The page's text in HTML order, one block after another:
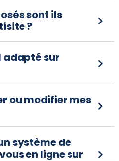
sont ils
?
adapté sur
ou modifier mes
système de
en ligne sur